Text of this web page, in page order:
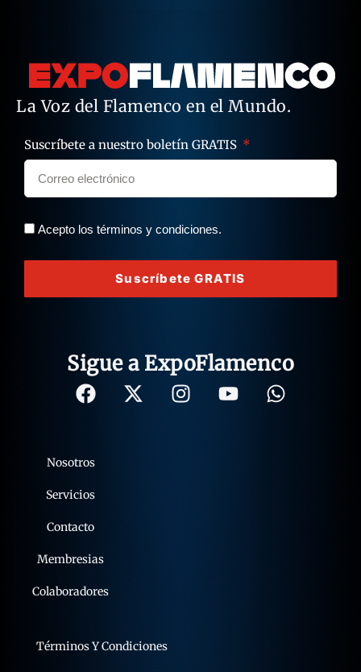
La Voz del Flamenco en el Mundo.
Suscríbete a nuestro boletín GRATIS
Acepto los términos y condiciones.
Suscríbete GRATIS
Sigue a ExpoFlamenco
Términos Y Condiciones
Nosotros
Servicios
Contacto
Membresias
Colaboradores